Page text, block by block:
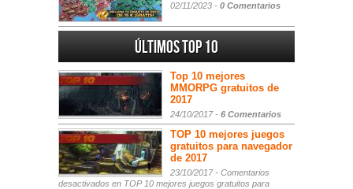
02/11/2023 - 0 Comentarios
Últimos Top 10
Top 10 mejores
MMORPG gratuitos de
2017
24/10/2017 - 6 Comentarios
TOP 10 mejores juegos
gratuitos para navegador
de 2017
23/10/2017 - Comentarios
desactivados en TOP 10 mejores juegos gratuitos para